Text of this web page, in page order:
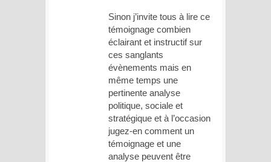
Sinon j’invite tous à lire ce
témoignage combien
éclairant et instructif sur
ces sanglants
évènements mais en
même temps une
pertinente analyse
politique, sociale et
stratégique et à l’occasion
jugez-en comment un
témoignage et une
analyse peuvent être